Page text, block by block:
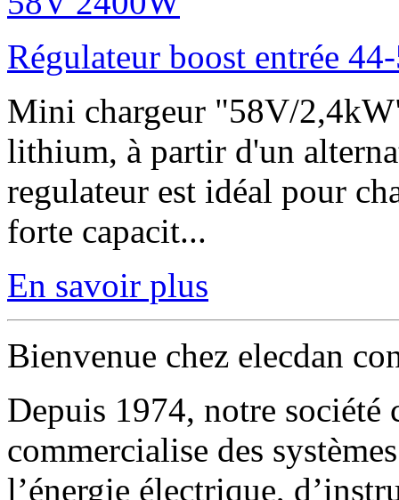
Régulateur boost entrée
Mini chargeur "58V/
lithium, à partir d'un
regulateur est idéal pour
forte capacit...
En savoir plus
Bienvenue chez elecdan
Depuis 1974, notre société
commercialise des
l’énergie électrique,